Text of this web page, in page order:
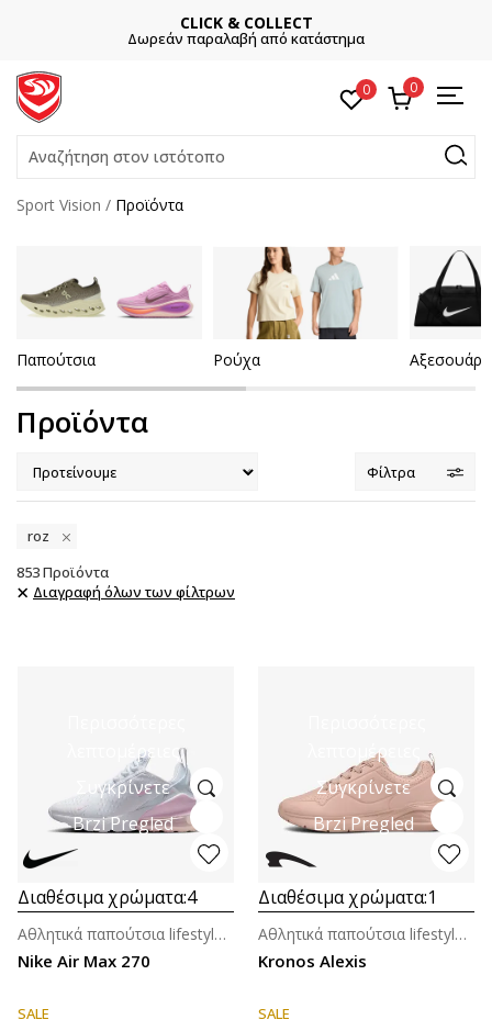
ΕΓΓΡΑΦΕΙΤΕ
Και κερδίστε -10% με την πρώτη σας αγορά!
0 0
Αναζήτηση στον ιστότοπο
Sport Vision Προϊόντα
Παπούτσια Ρούχα Αξεσουάρ
Προϊόντα
Φίλτρα
roz
853Προϊόντα
Διαγραφή όλων των φίλτρων
λεπτομέρειες
Συγκρίνετε
Brzi Pregled
Διαθέσιμα χρώματα:4
Nike Air Max 270
Αθλητικά παπούτσια lifestyle για κορίτσια
SALE
λεπτομέρειες
Συγκρίνετε
Brzi Pregled
Διαθέσιμα χρώματα:1
Kronos Alexis
Αθλητικά παπούτσια lifestyle για γυναίκες
SALE